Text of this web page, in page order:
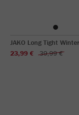
JAKO Long Tight Winter
23,99 €
39,99 €